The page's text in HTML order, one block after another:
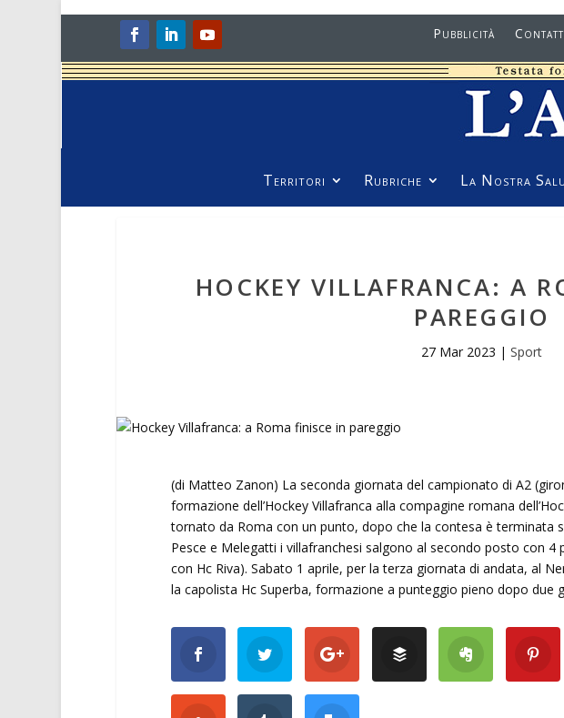
Pubblicità
Territori Rubriche La Nostra
HOCKEY VILLAFRANCA: A
PAREGGIO
27 Mar 2023 |Sport
(di Matteo Zanon) La seconda giornata del campionato di A2
formazione dell’Hockey Villafranca alla compagine romana
tornato da Roma con un punto, dopo che la contesa è terminata
Pesce e Melegatti i villafranchesi salgono al secondo posto con
con Hc Riva). Sabato 1 aprile, per la terza giornata di andata, al
la capolista Hc Superba, formazione a punteggio pieno dopo due